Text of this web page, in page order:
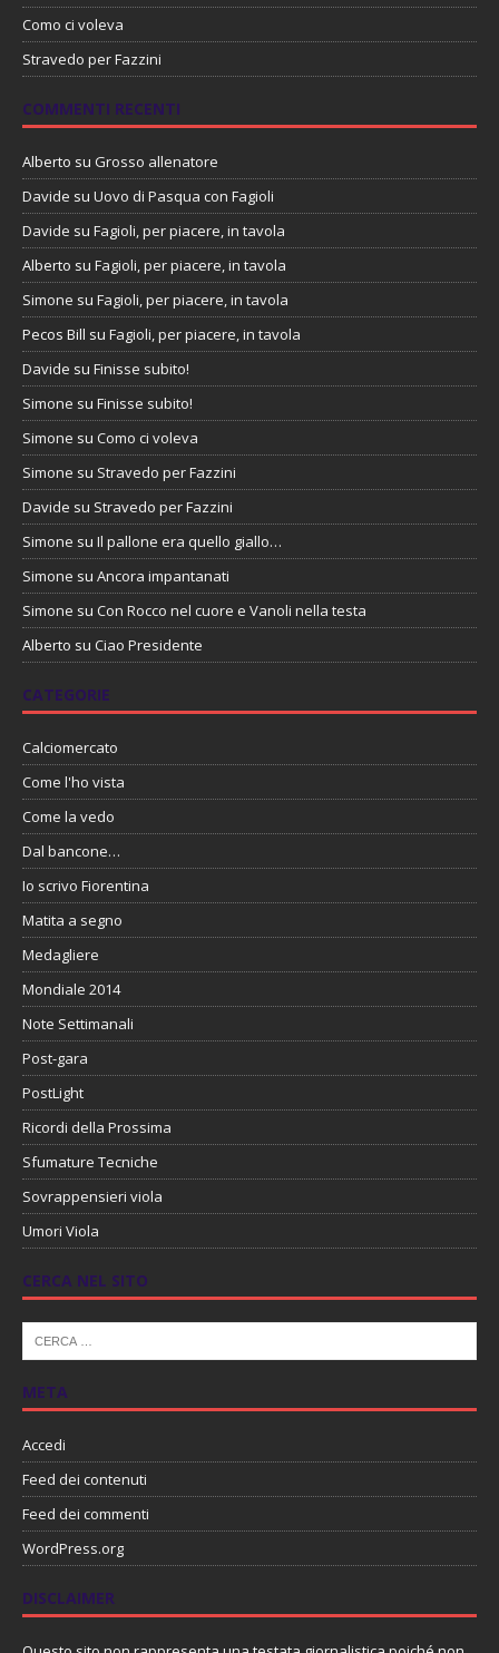
Como ci voleva
Stravedo per Fazzini
COMMENTI RECENTI
Alberto su Grosso allenatore
Davide su Uovo di Pasqua con Fagioli
Davide su Fagioli, per piacere, in tavola
Alberto su Fagioli, per piacere, in tavola
Simone su Fagioli, per piacere, in tavola
Pecos Bill su Fagioli, per piacere, in tavola
Davide su Finisse subito!
Simone su Finisse subito!
Simone su Como ci voleva
Simone su Stravedo per Fazzini
Davide su Stravedo per Fazzini
Simone su Il pallone era quello giallo…
Simone su Ancora impantanati
Simone su Con Rocco nel cuore e Vanoli nella testa
Alberto su Ciao Presidente
CATEGORIE
Calciomercato
Come l'ho vista
Come la vedo
Dal bancone…
Io scrivo Fiorentina
Matita a segno
Medagliere
Mondiale 2014
Note Settimanali
Post-gara
PostLight
Ricordi della Prossima
Sfumature Tecniche
Sovrappensieri viola
Umori Viola
CERCA NEL SITO
META
Accedi
Feed dei contenuti
Feed dei commenti
WordPress.org
DISCLAIMER